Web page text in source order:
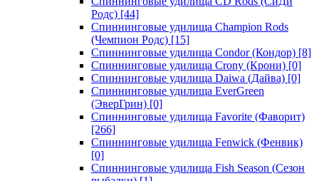
Родс) [44]
Спиннинговые удилища Champion Rods
(Чемпион Родс) [15]
Спиннинговые удилища Condor (Кондор) [8]
Спиннинговые удилища Crony (Крони) [0]
Спиннинговые удилища Daiwa (Дайва) [0]
Спиннинговые удилища EverGreen
(ЭверГрин) [0]
Спиннинговые удилища Favorite (Фаворит)
[266]
Спиннинговые удилища Fenwick (Фенвик)
[0]
Спиннинговые удилища Fish Season (Сезон